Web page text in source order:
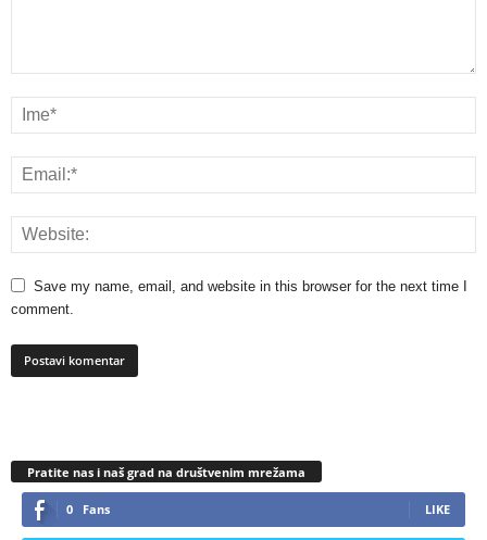
Save my name, email, and website in this browser for the next time I
comment.
Pratite nas i naš grad na društvenim mrežama
0 Fans LIKE